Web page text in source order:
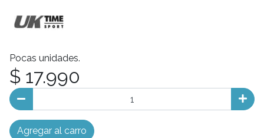
Pocas unidades.
$ 17.990
Agregar al carro